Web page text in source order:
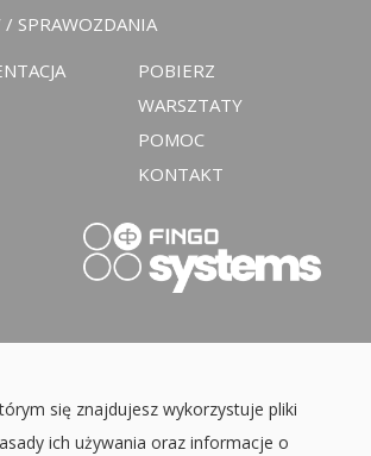
/ SPRAWOZDANIA
POBIERZ
WARSZTATY
POMOC
KONTAKT
się znajdujesz wykorzystuje pliki
ich używania oraz informacje o